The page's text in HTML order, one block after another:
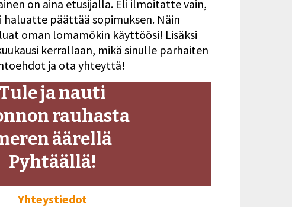
on aina etusijalla. Eli ilmoitatte vain,
päättää sopimuksen. Näin
oman lomamökin käyttöösi! Lisäksi
kerrallaan, mikä sinulle parhaiten
ja ota yhteyttä!
ja nauti
rauhasta
äärellä
Pyhtäällä!
Yhteystiedot